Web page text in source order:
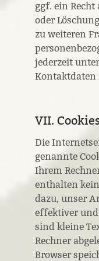
ggf. ein
oder
zu weiteren
jederzeit
Kontaktdaten
VII.
Die
genannte
Ihrem
enthalten
dazu, unser
effektiver und
sind kleine
Rechner
Browser